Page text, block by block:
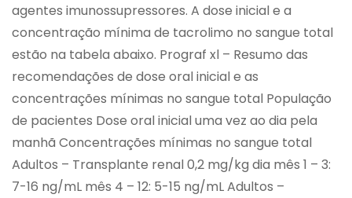
agentes imunossupressores. A dose inicial e a
concentração mínima de tacrolimo no sangue total
estão na tabela abaixo. Prograf xl – Resumo das
recomendações de dose oral inicial e as
concentrações mínimas no sangue total População
de pacientes Dose oral inicial uma vez ao dia pela
manhã Concentrações mínimas no sangue total
Adultos – Transplante renal 0,2 mg/kg dia mês 1 – 3:
7-16 ng/mL mês 4 – 12: 5-15 ng/mL Adultos –